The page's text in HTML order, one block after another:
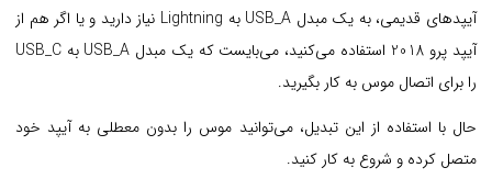
آیپدهای قدیمی، به یک مبدل USB_A به Lightning نیاز دارید و یا اگر هم از
آیپد پرو 2018 استفاده می‌کنید، می‌بایست که یک مبدل USB_A به USB_C
را برای اتصال موس به کار بگیرید.
حال با استفاده از این تبدیل، می‌توانید موس را بدون معطلی به آیپد خود
متصل کرده و شروع به کار کنید.